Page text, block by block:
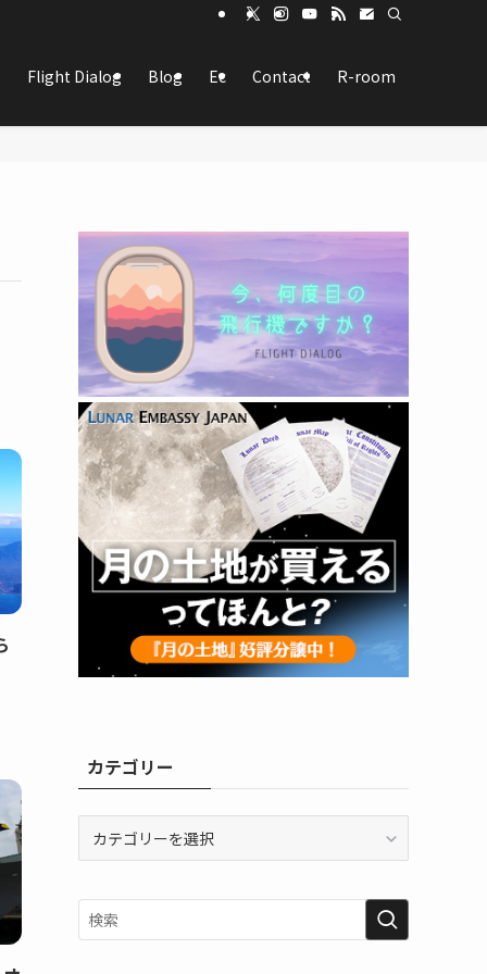
Flight Dialog Blog Ec Contact R-room
カテゴリー
リ
ー